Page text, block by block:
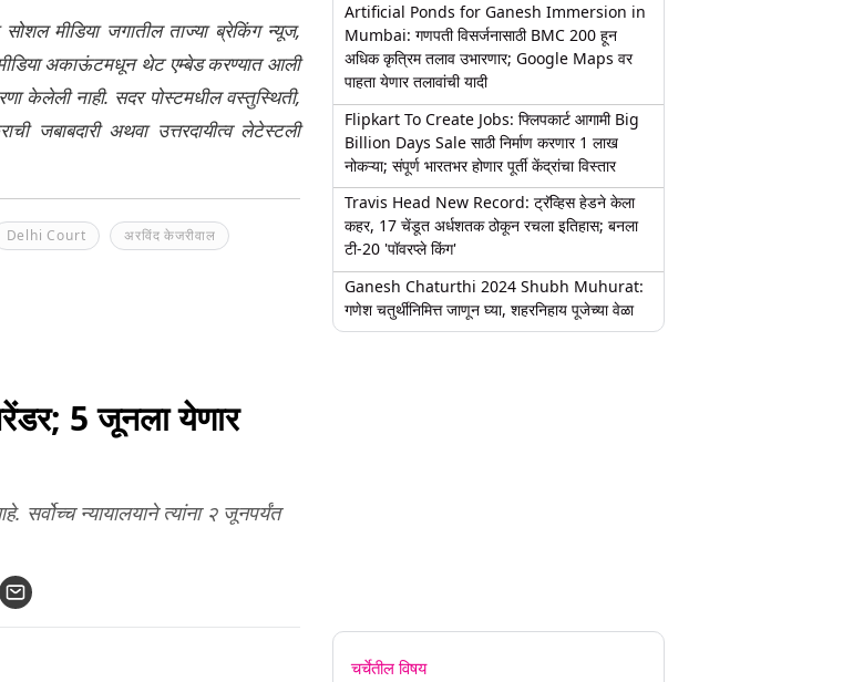
मीडिया जगातील ताज्या ब्रेकिंग न्यूज,
अकाऊंटमधून थेट एम्बेड करण्यात आली
केलेली नाही. सदर पोस्टमधील वस्तुस्थिती,
जबाबदारी अथवा उत्तरदायीत्व लेटेस्टली
Delhi Court अरविंद केजरीवाल
5 जूनला येणार
सर्वोच्च न्यायालयाने त्यांना २ जूनपर्यंत
Artificial Ponds for Ganesh Immersion in
Mumbai: गणपती विसर्जनासाठी BMC 200 हून
अधिक कृत्रिम तलाव उभारणार; Google Maps वर
पाहता येणार तलावांची यादी
Flipkart To Create Jobs: फ्लिपकार्ट आगामी Big
Billion Days Sale साठी निर्माण करणार 1 लाख
नोकऱ्या; संपूर्ण भारतभर होणार पूर्ती केंद्रांचा विस्तार
Travis Head New Record: ट्रॅव्हिस हेडने केला
कहर, 17 चेंडूत अर्धशतक ठोकून रचला इतिहास; बनला
टी-20 'पॉवरप्ले किंग'
Ganesh Chaturthi 2024 Shubh Muhurat:
गणेश चतुर्थीनिमित्त जाणून घ्या, शहरनिहाय पूजेच्या वेळा
चर्चेतील विषय